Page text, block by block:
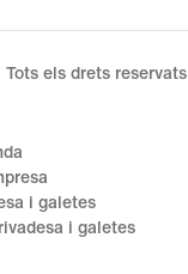
Tots els drets reservats
i galetes
i galetes